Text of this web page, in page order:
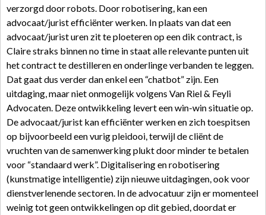
verzorgd door robots. Door robotisering, kan een
advocaat/jurist efficiënter werken. In plaats van dat een
advocaat/jurist uren zit te ploeteren op een dik contract, is
Claire straks binnen no time in staat alle relevante punten uit
het contract te destilleren en onderlinge verbanden te leggen.
Dat gaat dus verder dan enkel een “chatbot” zijn. Een
uitdaging, maar niet onmogelijk volgens Van Riel & Feyli
Advocaten. Deze ontwikkeling levert een win-win situatie op.
De advocaat/jurist kan efficiënter werken en zich toespitsen
op bijvoorbeeld een vurig pleidooi, terwijl de cliënt de
vruchten van de samenwerking plukt door minder te betalen
voor “standaard werk”. Digitalisering en robotisering
(kunstmatige intelligentie) zijn nieuwe uitdagingen, ook voor
dienstverlenende sectoren. In de advocatuur zijn er momenteel
weinig tot geen ontwikkelingen op dit gebied, doordat er